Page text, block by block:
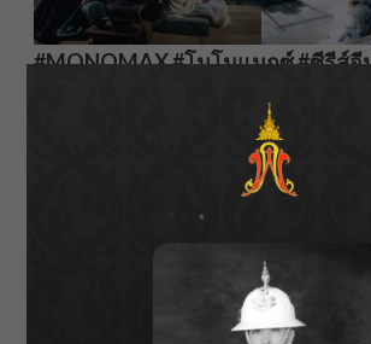
#MONOMAX #โมโนแมกซ์ #ซีรีส์จี
Parnicha
See